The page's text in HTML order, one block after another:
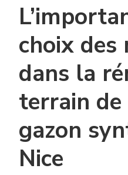
choix des
dans la
terrain
gazon
Nice